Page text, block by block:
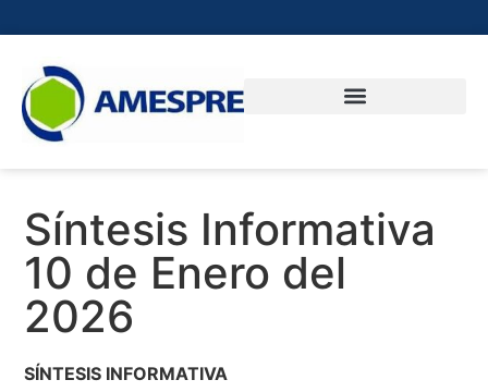
Síntesis Informativa
10 de Enero del
2026
SÍNTESIS INFORMATIVA